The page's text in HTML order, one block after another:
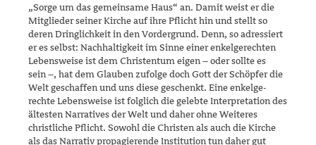
„Sorge um das gemeinsame Haus“ an. Damit weist er die
Mitglieder seiner Kirche auf ihre Pflicht hin und stellt so
deren Dring­lichkeit in den Vordergrund. Denn, so adressiert
er es selbst: Nachhal­tigkeit im Sinne einer enkelgerechten
Lebensweise ist dem Christentum eigen – oder sollte es
sein –, hat dem Glauben zufolge doch Gott der Schöpfer die
Welt geschaffen und uns diese geschenkt. Eine enkelge­
rechte Lebensweise ist folglich die gelebte Interpretation des
ältesten Narratives der Welt und daher ohne Weiteres
christliche Pflicht. Sowohl die Christen als auch die Kirche
als das Narrativ propagierende Institu­tion tun daher gut